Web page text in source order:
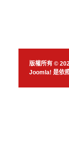
版權所有 ©
Joomla! 是依